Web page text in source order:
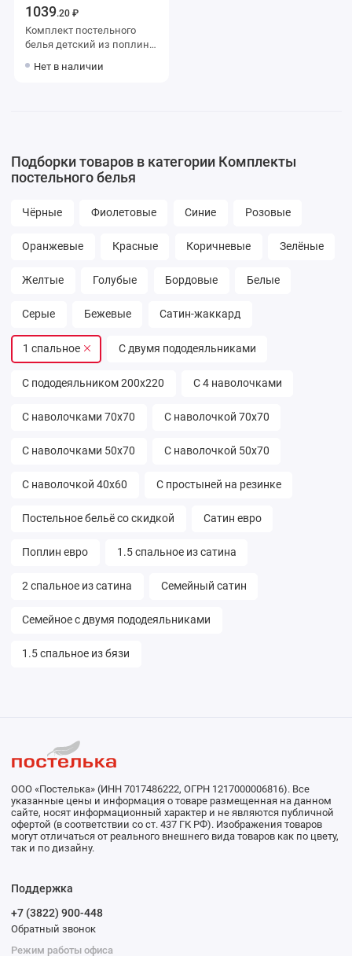
1039.20 ₽
Комплект постельного
белья детский из поплина
Рисунок Уютный дом
Нет в наличии
Подборки товаров в категории Комплекты
постельного белья
Чёрные Фиолетовые Синие Розовые
Оранжевые Красные Коричневые Зелёные
Желтые Голубые Бордовые Белые
Серые Бежевые Сатин-жаккард
1 спальное С двумя пододеяльниками
С пододеяльником 200х220 С 4 наволочками
С наволочками 70х70 С наволочкой 70х70
С наволочками 50х70 С наволочкой 50х70
С наволочкой 40х60 С простыней на резинке
Постельное бельё со скидкой Сатин евро
Поплин евро 1.5 спальное из сатина
2 спальное из сатина Семейный сатин
Семейное с двумя пододеяльниками
1.5 спальное из бязи
ООО «Постелька» (ИНН 7017486222, ОГРН 1217000006816). Все
указанные цены и информация о товаре размещенная на данном
сайте, носят информационный характер и не являются публичной
офертой (в соответствии со ст. 437 ГК РФ). Изображения товаров
могут отличаться от реального внешнего вида товаров как по цвету,
так и по дизайну.
Поддержка
+7 (3822) 900-448
Обратный звонок
Режим работы офиса